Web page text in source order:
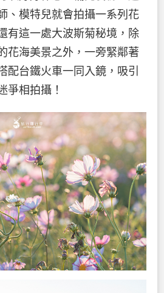
、模特兒就會拍攝一系列花
有這一處大波斯菊秘境，除
花海美景之外，一旁緊鄰著
配台鐵火車一同入鏡，吸引
爭相拍攝！